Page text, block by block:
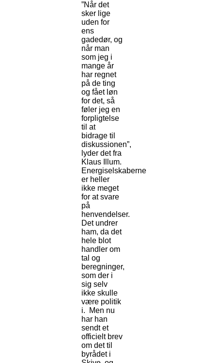
”Når det
sker lige
uden for
ens
gadedør, og
når man
som jeg i
mange år
har regnet
på de ting
og fået løn
for det, så
føler jeg en
forpligtelse
til at
bidrage til
diskussionen”,
lyder det fra
Klaus Illum.
Energiselskaberne
er heller
ikke meget
for at svare
på
henvendelser.
Det undrer
ham, da det
hele blot
handler om
tal og
beregninger,
som der i
sig selv
ikke skulle
være politik
i. Men nu
har han
sendt et
officielt brev
om det til
byrådet i